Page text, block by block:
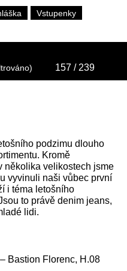
Vstupenky
157 / 239
podzimu dlouho
Kromě
několika velikostech jsme
vyvinuli naši vůbec první
i téma letošního
to právě denim jeans,
lidi.
Bastion Florenc, H.08